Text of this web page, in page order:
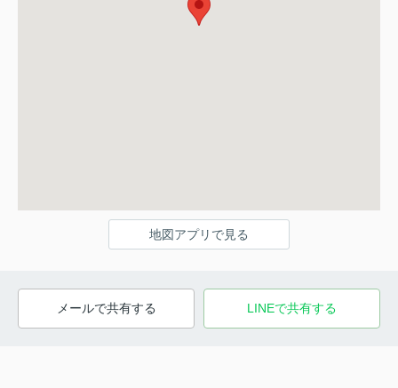
地図アプリで見る
メールで共有する LINEで共有する